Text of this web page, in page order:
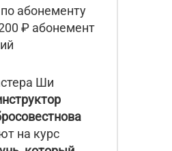
абонементу
₽ абонемент
Ши
на курс